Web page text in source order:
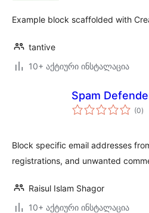
Example block scaffolded with
tantive
10+ აქტიური ინსტალაცია
Spam
(0)
Block specific email addresses
registrations, and unwanted
Raisul Islam Shagor
10+ აქტიური ინსტალაცია